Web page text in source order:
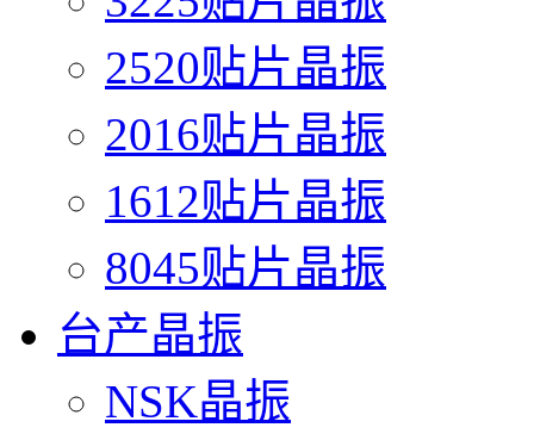
2520贴片晶振
2016贴片晶振
1612贴片晶振
8045贴片晶振
台产晶振
NSK晶振